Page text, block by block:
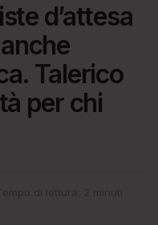
d’attesa
Talerico
per chi